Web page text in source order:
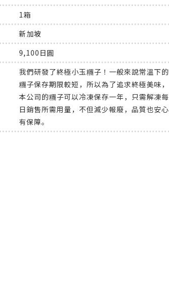
1箱
新加坡
9,100日圓
我們研發了終極小玉糰子！一般來說常溫下的
糰子保存期限較短，所以為了追求終極美味，
本公司的糰子可以冷凍保存一年，只需解凍每
日銷售所需用量，不但減少報廢，品質也安心
有保障。